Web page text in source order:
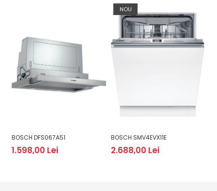
BOSCH DFS067A51
1.598,00 Lei
NOU
BOSCH SMV4EVX11E
2.688,00 Lei